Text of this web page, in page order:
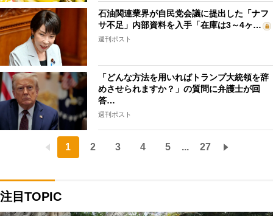
石油関連業界が自民党会議に提出した「ナフ
サ不足」内部資料を入手「在庫は3～4ヶ…
週刊ポスト
「どんな方法を用いればトランプ大統領を辞
めさせられますか？」の質問に弁護士が回
答…
週刊ポスト
1 2 3 4 5 ... 27
注目TOPIC